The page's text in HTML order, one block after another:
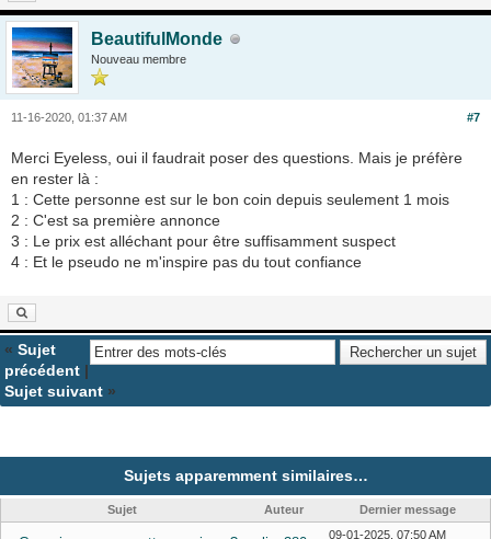
BeautifulMonde
Nouveau membre
#7
11-16-2020, 01:37 AM
Merci Eyeless, oui il faudrait poser des questions. Mais je préfère
en rester là :
1 : Cette personne est sur le bon coin depuis seulement 1 mois
2 : C'est sa première annonce
3 : Le prix est alléchant pour être suffisamment suspect
4 : Et le pseudo ne m'inspire pas du tout confiance
« Sujet
précédent |
Sujet suivant »
Sujets apparemment similaires…
Sujet Auteur Dernier message
09-01-2025, 07:50 AM